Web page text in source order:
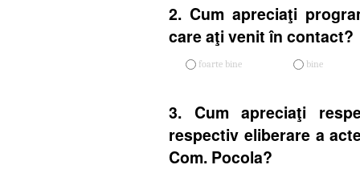
2. Cum apreciaţi
care aţi venit în contact?
foarte bine bine
3. Cum apreciaţi
respectiv eliberare a
Com. Pocola?